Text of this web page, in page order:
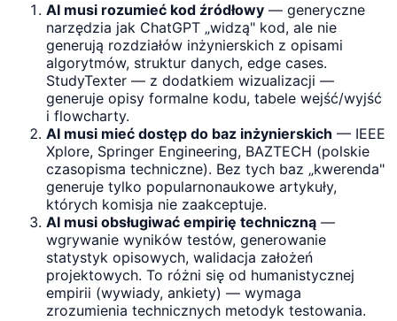
AI musi rozumieć kod źródłowy — generyczne
narzędzia jak ChatGPT „widzą" kod, ale nie
generują rozdziałów inżynierskich z opisami
algorytmów, struktur danych, edge cases.
StudyTexter — z dodatkiem wizualizacji —
generuje opisy formalne kodu, tabele wejść/wyjść
i flowcharty.
AI musi mieć dostęp do baz inżynierskich — IEEE
Xplore, Springer Engineering, BAZTECH (polskie
czasopisma techniczne). Bez tych baz „kwerenda"
generuje tylko popularnonaukowe artykuły,
których komisja nie zaakceptuje.
AI musi obsługiwać empirię techniczną —
wgrywanie wyników testów, generowanie
statystyk opisowych, walidacja założeń
projektowych. To różni się od humanistycznej
empirii (wywiady, ankiety) — wymaga
zrozumienia technicznych metodyk testowania.